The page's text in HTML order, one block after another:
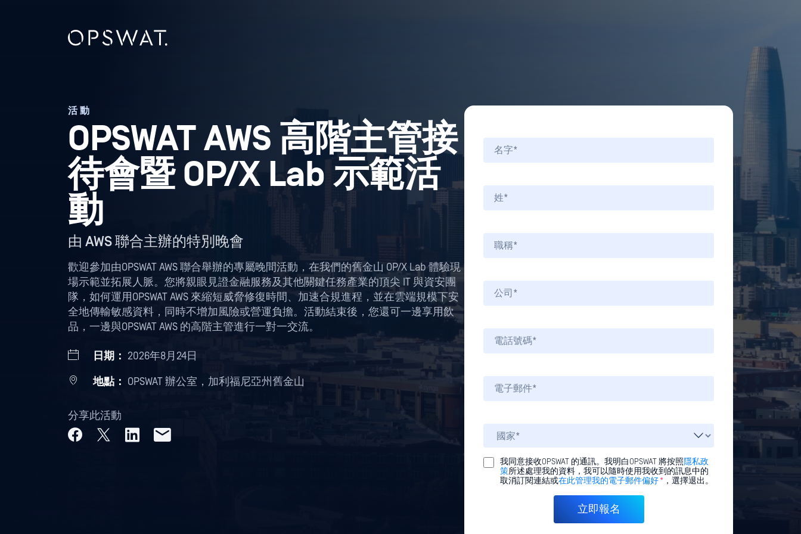
活動
OPSWAT AWS 高階主管接
待會暨 OP/X Lab 示範活
動
由 AWS 聯合主辦的特別晚會
歡迎參加由OPSWAT AWS 聯合舉辦的專屬晚間活動，在我們的舊金山 OP/X Lab 體驗現
場示範並拓展人脈。您將親眼見證金融服務及其他關鍵任務產業的頂尖 IT 與資安團
隊，如何運用OPSWAT AWS 來縮短威脅修復時間、加速合規進程，並在雲端規模下安
全地傳輸敏感資料，同時不增加風險或營運負擔。活動結束後，您還可一邊享用飲
品，一邊與OPSWAT AWS 的高階主管進行一對一交流。
日期： 2026年8月24日
地點： OPSWAT 辦公室，加利福尼亞州舊金山
分享此活動
我同意接收OPSWAT 的通訊。我明白OPSWAT 將按照隱私政
策所述處理我的資料，我可以隨時使用我收到的訊息中的
取消訂閱連結或在此管理我的電子郵件偏好* ，選擇退出。